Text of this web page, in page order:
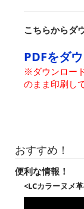
こちらからダ
PDFをダ
※ダウンロー
のまま印刷し
おすすめ！
便利な情報！
<LCカラーヌメ